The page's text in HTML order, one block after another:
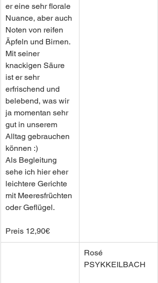
er eine sehr florale
Nuance, aber auch
Noten von reifen
Äpfeln und Birnen.
Mit seiner
knackigen Säure
ist er sehr
erfrischend und
belebend, was wir
ja momentan sehr
gut in unserem
Alltag gebrauchen
können :)
Als Begleitung
sehe ich hier eher
leichtere Gerichte
mit Meeresfrüchten
oder Geflügel.
Preis 12,90€
Rosé
PSYKKEILBACH